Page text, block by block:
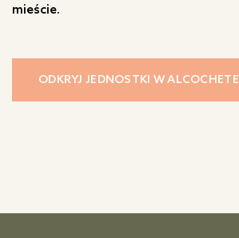
mieście.
ODKRYJ JEDNOSTKI W ALCOCHETE